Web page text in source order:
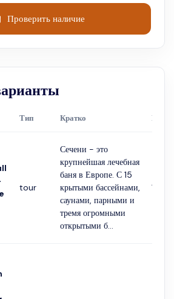
тренажерным залом! И что самое
нужно взять с собой - это
на выбор (безалкогольный или
минеральной воды.
Проверить наличие
Тип Кратко
tour
Сечени - это
крупнейшая лечебная
баня в Европе. С 15
крытыми бассейнами,
саунами, парными и
тремя огромными
открытыми б...
1 час